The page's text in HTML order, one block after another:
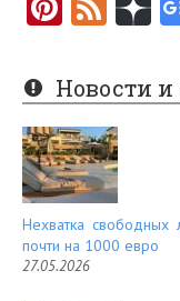
er
es
t
e
d
Новости
Нехватка свободных
почти на 1000 евро
27.05.2026